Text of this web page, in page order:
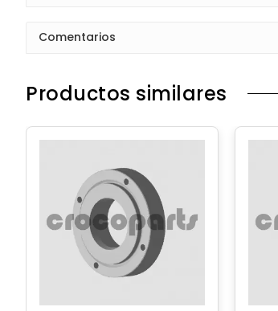
Comentarios
Productos similares